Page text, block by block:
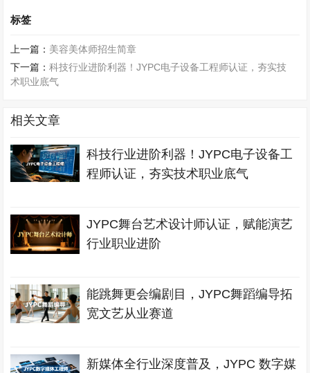
标签
上一篇： 美容美体师招生简章
下一篇：科技行业进阶利器！JYPC电子设备工程师认证，夯实技
术职业底气
相关文章
科技行业进阶利器！JYPC电子设备工
程师认证，夯实技术职业底气
JYPC舞台艺术设计师认证，赋能演艺
行业职业进阶
能跳舞更会编剧目，JYPC舞蹈编导拓
宽文艺从业赛道
新媒体全行业深度普及，JYPC 数字媒